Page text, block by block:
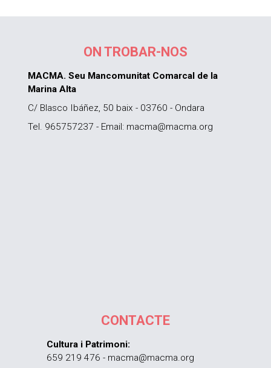
ON TROBAR-NOS
MACMA. Seu Mancomunitat Comarcal de la
Marina Alta
C/ Blasco Ibáñez, 50 baix - 03760 - Ondara
Tel. 965757237 - Email: macma@macma.org
CONTACTE
Cultura i Patrimoni:
659 219 476 - macma@macma.org